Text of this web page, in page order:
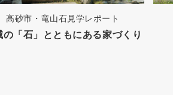
高砂市・竜山石見学レポート
の「石」とともにある家づくり